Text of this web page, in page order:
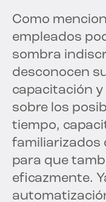
Como
empleados
sombra
desconocen
capacitación
sobre los
tiempo,
familiarizados
para que
eficazmente.